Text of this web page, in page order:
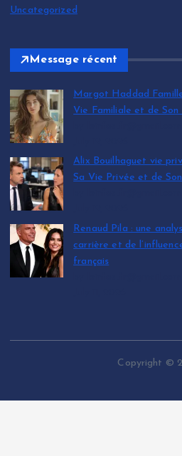
Uncategorized
Message récent
Margot Haddad
Vie Familiale et de Son
Alix Bouilhaguet vie
Sa Vie Privée et de
Renaud Pila : une
carrière et de
français
Copyright ©